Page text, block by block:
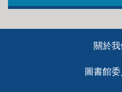
關於我
圖書館